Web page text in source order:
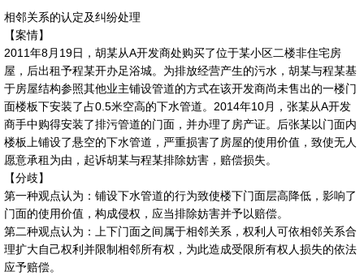
相邻关系的认定及纠纷处理
【案情】
2011年8月19日，胡某从A开发商处购买了位于某小区二楼非住宅房
屋，后出租予程某开办足浴城。为排放经营产生的污水，胡某与程某基
于房屋结构参照其他业主铺设管道的方式在该开发商尚未售出的一楼门
面楼板下安装了占0.5米空高的下水管道。2014年10月，张某从A开发
商手中购得安装了排污管道的门面，并办理了房产证。后张某以门面内
楼板上铺设了悬空的下水管道，严重损害了房屋的使用价值，致使无人
愿意承租为由，起诉胡某与程某排除妨害，赔偿损失。
【分歧】
第一种观点认为：铺设下水管道的行为致使楼下门面层高降低，影响了
门面的使用价值，构成侵权，应当排除妨害并予以赔偿。
第二种观点认为：上下门面之间属于相邻关系，权利人可依相邻关系合
理扩大自己权利并限制相邻所有权，为此造成受限所有权人损失的依法
应予赔偿。